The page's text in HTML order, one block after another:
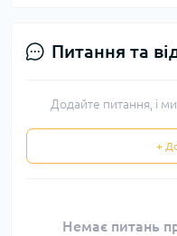
Питання та
Додайте питання, і
+
Немає питань